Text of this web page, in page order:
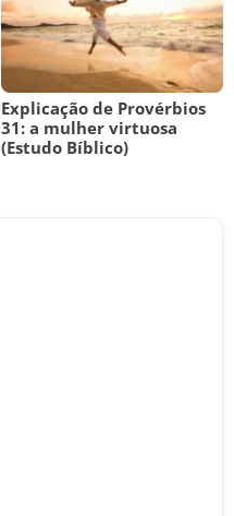
Explicação de Provérbios
31: a mulher virtuosa
(Estudo Bíblico)